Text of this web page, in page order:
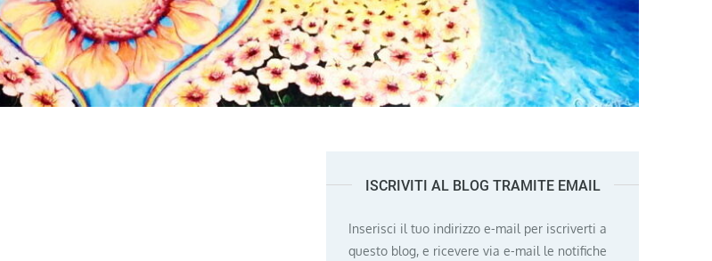
ISCRIVITI AL BLOG TRAMITE EMAIL
Inserisci il tuo indirizzo e-mail per iscriverti a
questo blog, e ricevere via e-mail le notifiche